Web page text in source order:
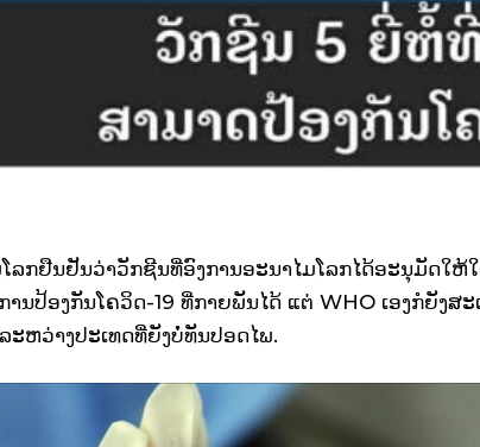
ໂລກຢືນຢັນວ່າວັກຊີນທີ່ອົງການອະນາໄມໂລກໄດ້ອະນຸມັດໃ
ນປ້ອງກັນໂຄວິດ-19 ທີ່ກາຍພັນໄດ້ ແຕ່ WHO ເອງກໍຍັງສະ
ະຫວ່າງປະເທດທີ່ຍັງບໍ່ທັນປອດໄພ.